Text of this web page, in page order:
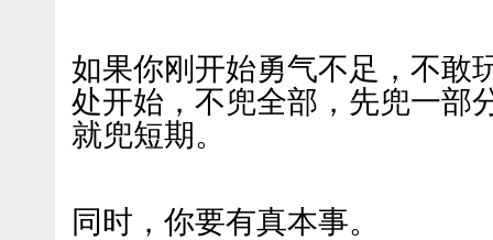
如果你刚开始勇气不足，不敢
处开始，不兜全部，先兜一部
就兜短期。
同时，你要有真本事。